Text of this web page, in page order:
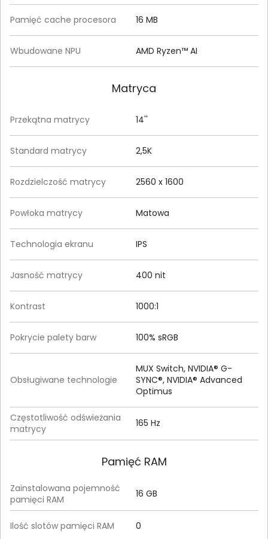
Pamięć cache procesora 16 MB
Wbudowane NPU AMD Ryzen™ AI
Matryca
Przekątna matrycy 14''
Standard matrycy 2,5K
Rozdzielczość matrycy 2560 x 1600
Powłoka matrycy Matowa
Technologia ekranu IPS
Jasność matrycy 400 nit
Kontrast 1000:1
Pokrycie palety barw 100% sRGB
Obsługiwane technologie
MUX Switch, NVIDIA® G-
SYNC®, NVIDIA® Advanced
Optimus
Częstotliwość odświeżania
matrycy
165 Hz
Pamięć RAM
Zainstalowana pojemność
pamięci RAM
16 GB
Ilość slotów pamięci RAM 0